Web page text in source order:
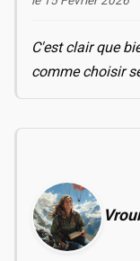
C'est clair que
comme choisir